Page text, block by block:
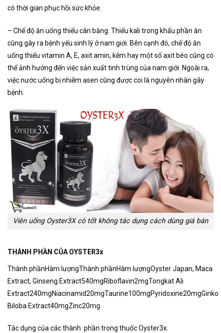
có thời gian phục hồi sức khỏe.
– Chế độ ăn uống thiếu cân bằng: Thiếu kali trong khẩu phần ăn
cũng gây ra bệnh yếu sinh lý ở nam giới. Bên cạnh đó, chế độ ăn
uống thiếu vitamin A, E, axit amin, kẽm hay một số axit béo cũng có
thể ảnh hưởng đến việc sản xuất tinh trùng của nam giới. Ngoài ra,
việc nước uống bị nhiễm asen cũng được coi là nguyên nhân gây
bệnh.
Viên uống Oyster3X có tốt không tác dụng cách dùng giá bán
THÀNH PHẦN CỦA OYSTER3x
Thành phầnHàm lượngThành phầnHàm lượngOyster Japan, Maca
Extract, Ginseng Extract540mgRiboflavin2mgTongkat Ali
Extract240mgNiacinamid20mgTaurine100mgPyridoxine20mgGinko
Biloba Extract40mgZinc20mg
Tác dụng của các thành phần trong thuốc Oyster3x.